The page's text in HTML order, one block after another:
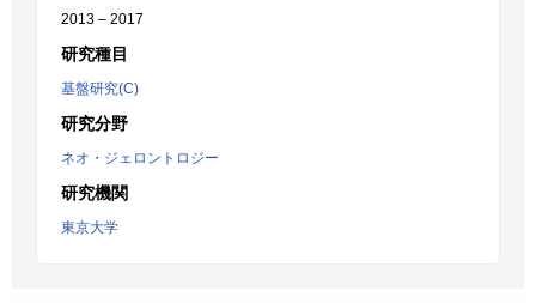
2013 – 2017
研究種目
基盤研究(C)
研究分野
ネオ・ジェロントロジー
研究機関
東京大学